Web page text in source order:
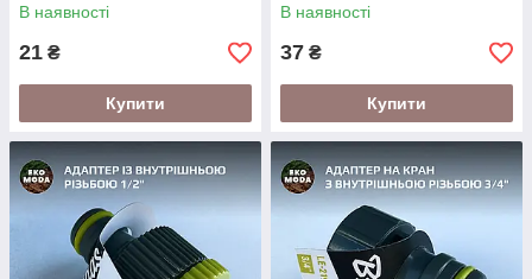
В наявності
21 ₴
Купити
В наявності
37 ₴
Купити